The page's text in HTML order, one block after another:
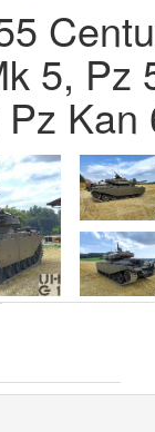
5, Pz
Kan